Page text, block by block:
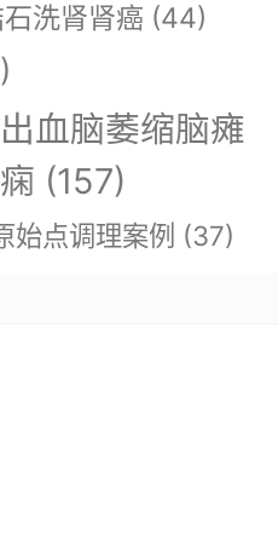
洗肾肾癌 (44)
血脑萎缩脑瘫
(157)
始点调理案例 (37)